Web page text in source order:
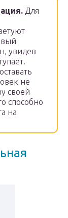
Для
увидев
не
своей
способно
на